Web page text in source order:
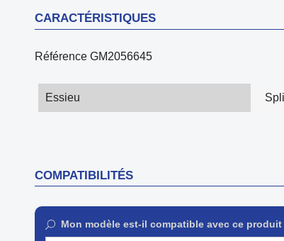
CARACTÉRISTIQUES
Référence GM2056645
Essieu
COMPATIBILITÉS
Mon modèle est-il compatible avec ce produit